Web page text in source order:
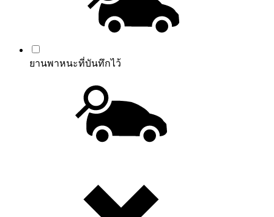
ยานพาหนะที่บันทึกไว้